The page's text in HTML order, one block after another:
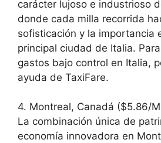
carácter lujoso e industrioso
donde cada milla recorrida
sofisticación y la importancia
principal ciudad de Italia.
gastos bajo control en Italia,
ayuda de TaxiFare.
4. Montreal, Canadá ($5.86/
La combinación única de
economía innovadora en